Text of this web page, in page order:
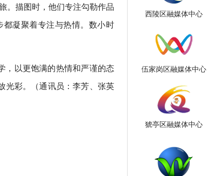
。描图时，他们专注勾勒作品
凝聚着专注与热情。数小时
，以更饱满的热情和严谨的态
光彩。（通讯员：李芳、张英
西陵区融媒体中心
伍家岗区融媒体中心
猇亭区融媒体中心